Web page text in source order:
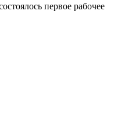
первое рабочее